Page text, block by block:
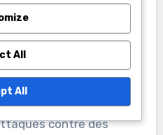
un avantage
et de la gestion des
devraient garder un œil
et les utiliser
comme pendant les
contre des
All
All